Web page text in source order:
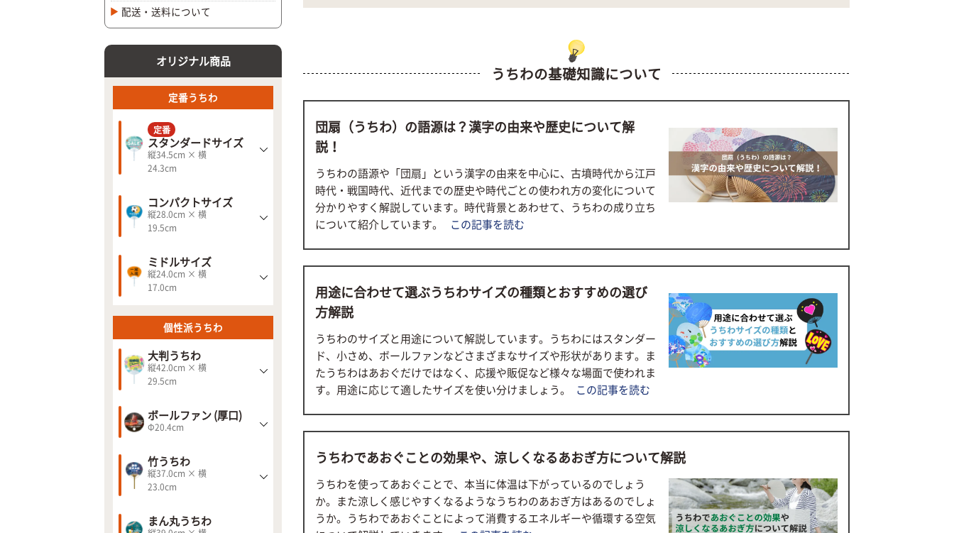
配送・送料について
オリジナル商品
定番うちわ
定番
スタンダードサイズ
縦34.5cm × 横
24.3cm
コンパクトサイズ
縦28.0cm × 横
19.5cm
ミドルサイズ
縦24.0cm × 横
17.0cm
個性派うちわ
大判うちわ
縦42.0cm × 横
29.5cm
ボールファン (厚口)
Φ20.4cm
竹うちわ
縦37.0cm × 横
23.0cm
まん丸うちわ
うちわの基礎知識について
団扇（うちわ）の語源は？漢字の由来や歴史について解
説！
うちわの語源や「団扇」という漢字の由来を中心に、古墳時代から江戸
時代・戦国時代、近代までの歴史や時代ごとの使われ方の変化について
分かりやすく解説しています。時代背景とあわせて、うちわの成り立ち
について紹介しています。
この記事を読む
用途に合わせて選ぶうちわサイズの種類とおすすめの選び
方解説
うちわのサイズと用途について解説しています。うちわにはスタンダー
ド、小さめ、ボールファンなどさまざまなサイズや形状があります。ま
たうちわはあおぐだけではなく、応援や販促など様々な場面で使われま
す。用途に応じて適したサイズを使い分けましょう。
この記事を読む
うちわであおぐことの効果や、涼しくなるあおぎ方について解説
うちわを使ってあおぐことで、本当に体温は下がっているのでしょう
か。また涼しく感じやすくなるようなうちわのあおぎ方はあるのでしょ
うか。うちわであおぐことによって消費するエネルギーや循環する空気